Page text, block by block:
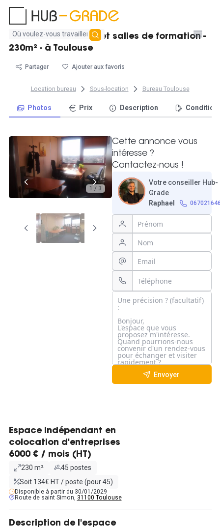
Aucun
résultat
Plateau de bureaux et salles de formation -
230m² - à Toulouse
Partager Ajouter aux favoris
Location bureau Sous-location Bureau Toulouse
Photos Prix Description
1 / 3
Cette annonce vous
intéresse ?
Contactez-nous !
Votre conseiller Hub-
Grade
Raphael
Envoyer
Espace indépendant en
colocation d'entreprises
6000 € / mois (HT)
230 m²
45 postes
Soit 134€ HT / poste (pour 45)
Disponible à partir du 30/01/2029
Route de saint Simon, 31100 Toulouse
Description de l'espace